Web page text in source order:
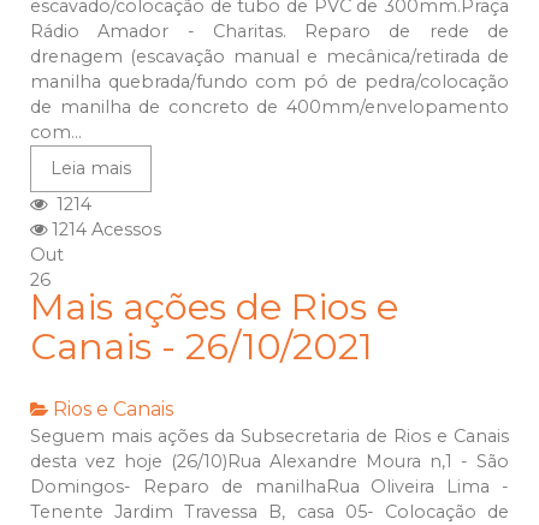
escavado/colocação de tubo de PVC de 300mm.Praça
Rádio Amador - Charitas. Reparo de rede de
drenagem (escavação manual e mecânica/retirada de
manilha quebrada/fundo com pó de pedra/colocação
de manilha de concreto de 400mm/envelopamento
com...
Leia mais
1214
1214 Acessos
Out
26
Mais ações de Rios e
Canais - 26/10/2021
Rios e Canais
Seguem mais ações da Subsecretaria de Rios e Canais
desta vez hoje (26/10)Rua Alexandre Moura n,1 - São
Domingos- Reparo de manilhaRua Oliveira Lima -
Tenente Jardim Travessa B, casa 05- Colocação de